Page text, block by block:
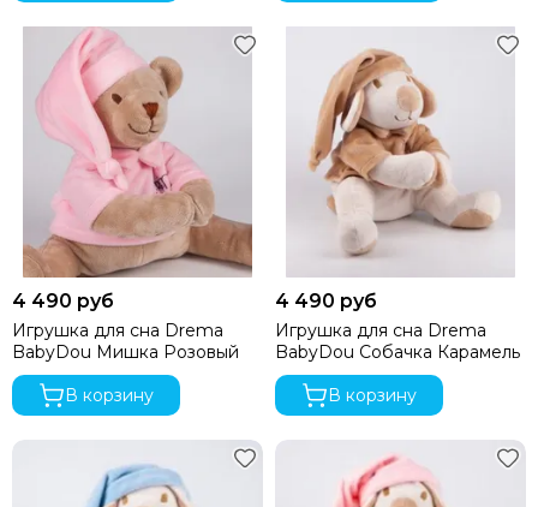
4 490 руб
Игрушка для сна Drema
BabyDou Мишка Розовый
В корзину
4 490 руб
Игрушка для сна Drema
BabyDou Собачка Карамель
В корзину